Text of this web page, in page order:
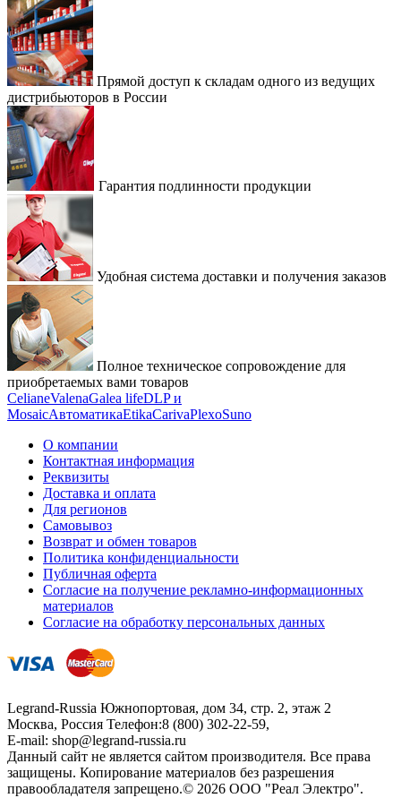
Прямой доступ к складам одного из ведущих
дистрибьюторов в России
Гарантия подлинности продукции
Удобная система доставки и получения заказов
Полное техническое сопровождение для
приобретаемых вами товаров
CelianeValenaGalea lifeDLP и
MosaicАвтоматикаEtikaCarivaPlexoSuno
О компании
Контактная информация
Реквизиты
Доставка и оплата
Для регионов
Самовывоз
Возврат и обмен товаров
Политика конфиденциальности
Публичная оферта
Согласие на получение рекламно-информационных
материалов
Согласие на обработку персональных данных
Legrand-Russia Южнопортовая, дом 34, стр. 2, этаж 2
Москва, Россия Телефон:8 (800) 302-22-59,
E-mail: shop@legrand-russia.ru
Данный сайт не является сайтом производителя. Все права
защищены. Копирование материалов без разрешения
правообладателя запрещено.© 2026 ООО "Реал Электро".